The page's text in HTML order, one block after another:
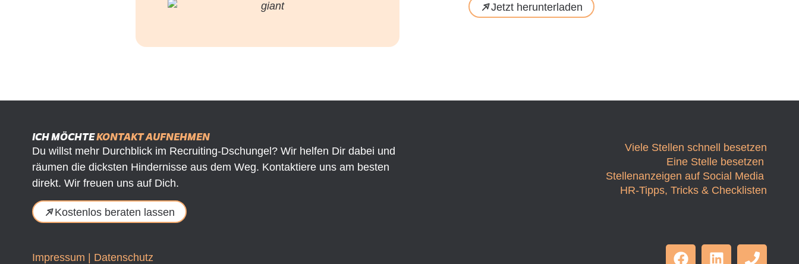
Jetzt herunterladen
ICH MÖCHTEKONTAKT AUFNEHMEN
Du willst mehr Durchblick im Recruiting-Dschungel? Wir helfen Dir dabei und
räumen die dicksten Hindernisse aus dem Weg. Kontaktiere uns am besten
direkt. Wir freuen uns auf Dich.
Viele Stellen schnell besetzen
Eine Stelle besetzen
Stellenanzeigen auf Social Media
HR-Tipps, Tricks & Checklisten
Kostenlos beraten lassen
Impressum | Datenschutz